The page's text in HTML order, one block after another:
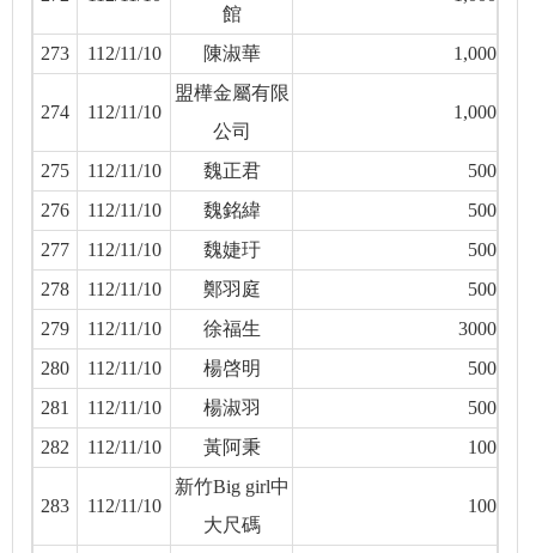
館
273 112/11/10 陳淑華 1,000
274 112/11/10
盟樺金屬有限
公司
1,000
275 112/11/10 魏正君
500
276
112/11/10 魏銘緯
500
277
112/11/10 魏婕玗
500
278
112/11/10 鄭羽庭
500
279
112/11/10 徐福生
3000
280
112/11/10 楊啓明
500
281
112/11/10 楊淑羽
500
282
112/11/10 黃阿秉 100
283 112/11/10
新竹Big girl中
大尺碼
100